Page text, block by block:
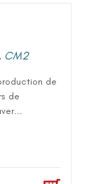
CM2
de
de